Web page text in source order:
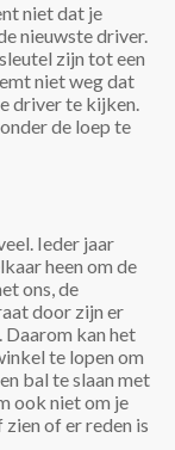
niet dat je
nieuwste driver.
zijn tot een
niet weg dat
driver te kijken.
de loep te
Ieder jaar
heen om de
ons, de
door zijn er
Daarom kan het
te lopen om
bal te slaan met
ook niet om je
zien of er reden is